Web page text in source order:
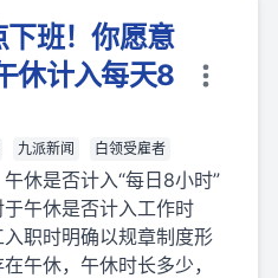
班！你愿意
休计入每天8
九派新闻 白领受雇者
休是否计入“每日8小时”
午休是否计入工作时
职时明确以规章制度形
午休，午休时长多少，